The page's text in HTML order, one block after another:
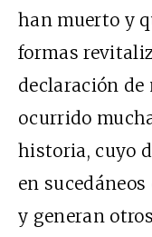
han muerto y
formas
declaración de
ocurrido
historia, cuyo
en
y generan